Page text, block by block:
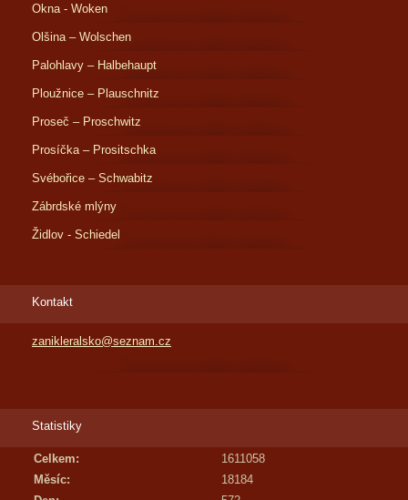
Okna - Woken
Olšina – Wolschen
Palohlavy – Halbehaupt
Ploužnice – Plauschnitz
Proseč – Proschwitz
Prosíčka – Prositschka
Svébořice – Schwabitz
Zábrdské mlýny
Židlov - Schiedel
Kontakt
zanikleralsko@seznam.cz
Statistiky
Celkem:
1611058
Měsíc:
18184